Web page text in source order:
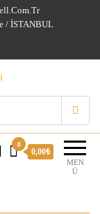
/ İSTANBUL
MEN
Ü
0
0,00₺